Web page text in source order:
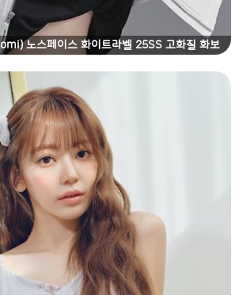
노스페이스 화이트라벨 25SS 고화질 화보